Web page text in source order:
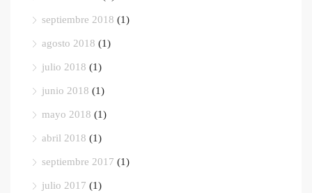
septiembre 2018 (1)
agosto 2018 (1)
julio 2018 (1)
junio 2018 (1)
mayo 2018 (1)
abril 2018 (1)
septiembre 2017 (1)
julio 2017 (1)